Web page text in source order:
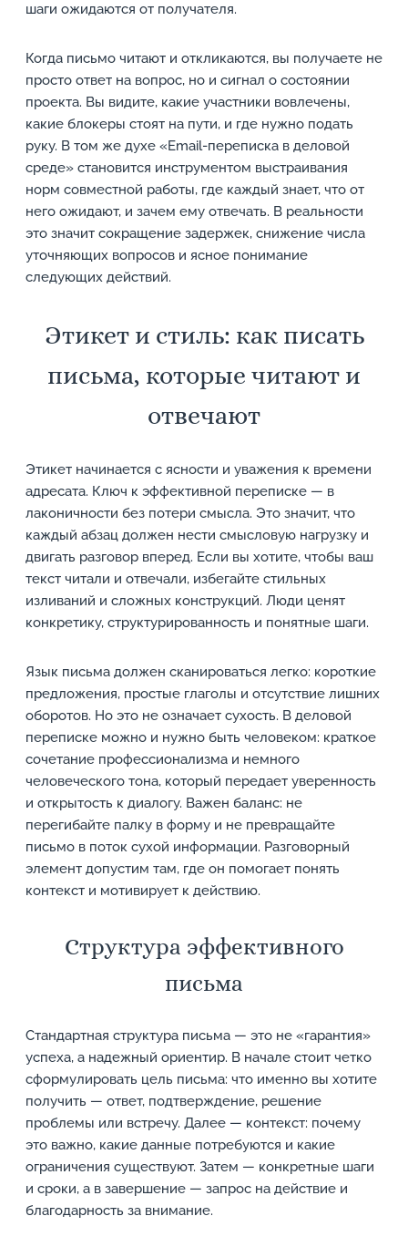
шаги ожидаются от получателя.
Когда письмо читают и откликаются, вы получаете не
просто ответ на вопрос, но и сигнал о состоянии
проекта. Вы видите, какие участники вовлечены,
какие блокеры стоят на пути, и где нужно подать
руку. В том же духе «Email-переписка в деловой
среде» становится инструментом выстраивания
норм совместной работы, где каждый знает, что от
него ожидают, и зачем ему отвечать. В реальности
это значит сокращение задержек, снижение числа
уточняющих вопросов и ясное понимание
следующих действий.
Этикет и стиль: как писать
письма, которые читают и
отвечают
Этикет начинается с ясности и уважения к времени
адресата. Ключ к эффективной переписке — в
лаконичности без потери смысла. Это значит, что
каждый абзац должен нести смысловую нагрузку и
двигать разговор вперед. Если вы хотите, чтобы ваш
текст читали и отвечали, избегайте стильных
изливаний и сложных конструкций. Люди ценят
конкретику, структурированность и понятные шаги.
Язык письма должен сканироваться легко: короткие
предложения, простые глаголы и отсутствие лишних
оборотов. Но это не означает сухость. В деловой
переписке можно и нужно быть человеком: краткое
сочетание профессионализма и немного
человеческого тона, который передает уверенность
и открытость к диалогу. Важен баланс: не
перегибайте палку в форму и не превращайте
письмо в поток сухой информации. Разговорный
элемент допустим там, где он помогает понять
контекст и мотивирует к действию.
Структура эффективного
письма
Стандартная структура письма — это не «гарантия»
успеха, а надежный ориентир. В начале стоит четко
сформулировать цель письма: что именно вы хотите
получить — ответ, подтверждение, решение
проблемы или встречу. Далее — контекст: почему
это важно, какие данные потребуются и какие
ограничения существуют. Затем — конкретные шаги
и сроки, а в завершение — запрос на действие и
благодарность за внимание.